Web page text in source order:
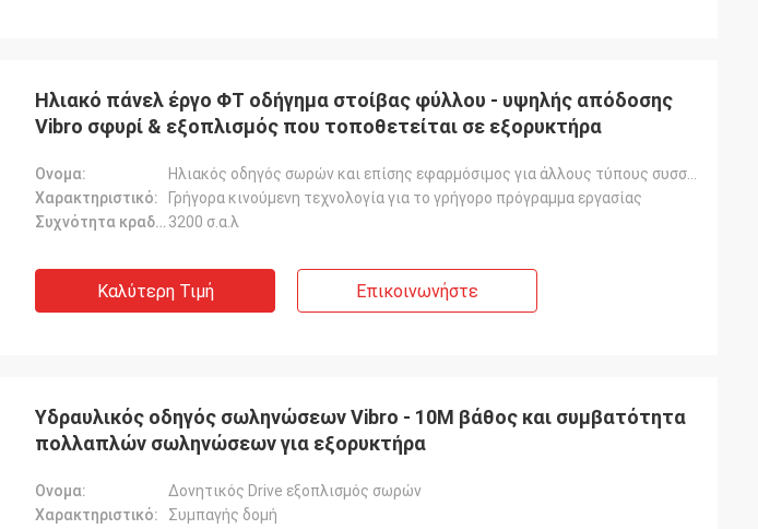
Ηλιακό πάνελ έργο ΦΤ οδήγημα στοίβας φύλλου - υψηλής απόδοσης
Vibro σφυρί & εξοπλισμός που τοποθετείται σε εξορυκτήρα
Ονομα:
Χαρακτηριστικό:
Γρήγορα κινούμενη τεχνολογία για το γρήγορο πρόγραμμα εργασίας
Συχνότητα κραδασμών: 3200 σ.α.λ
Καλύτερη Τιμή Επικοινωνήστε
Υδραυλικός οδηγός σωληνώσεων Vibro - 10M βάθος και συμβατότητα
πολλαπλών σωληνώσεων για εξορυκτήρα
Ονομα:
Δονητικός Drive εξοπλισμός σωρών
Χαρακτηριστικό:
Συμπαγής δομή